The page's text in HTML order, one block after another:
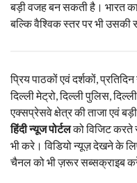
बड़ी वजह बन सकती है। भारत
बल्कि वैश्विक स्तर पर भी
प्रिय पाठकों एवं दर्शकों,
दिल्ली मेट्रो, दिल्ली पुलिस,
एक्सप्रेसवे क्षेत्र की ताजा एवं
हिंदी न्यूज पोर्टलको विजिट करते
भी करे। विडियो न्यूज़ देखने के
चैनल को भी ज़रूर सब्सक्राइब